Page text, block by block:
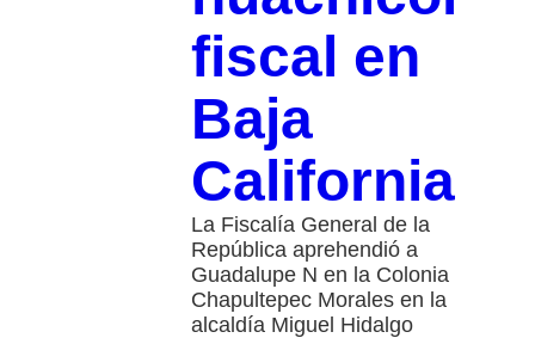
fiscal en
Baja
California
La Fiscalía General de la
República aprehendió a
Guadalupe N en la Colonia
Chapultepec Morales en la
alcaldía Miguel Hidalgo